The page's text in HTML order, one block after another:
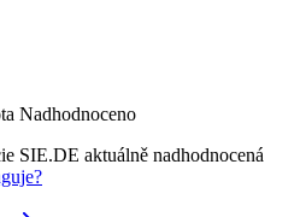
Nadhodnoceno
SIE.DE aktuálně nadhodnocená